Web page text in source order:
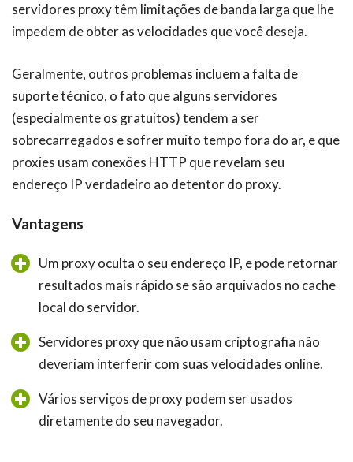
servidores proxy têm limitações de banda larga que lhe
impedem de obter as velocidades que você deseja.
Geralmente, outros problemas incluem a falta de
suporte técnico, o fato que alguns servidores
(especialmente os gratuitos) tendem a ser
sobrecarregados e sofrer muito tempo fora do ar, e que
proxies usam conexões HTTP que revelam seu
endereço IP verdadeiro ao detentor do proxy.
Vantagens
Um proxy oculta o seu endereço IP, e pode retornar
resultados mais rápido se são arquivados no cache
local do servidor.
Servidores proxy que não usam criptografia não
deveriam interferir com suas velocidades online.
Vários serviços de proxy podem ser usados
diretamente do seu navegador.